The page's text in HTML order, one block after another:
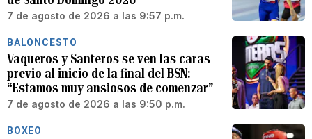
7 de agosto de 2026 a las 9:57 p.m.
BALONCESTO
Vaqueros y Santeros se ven las caras
previo al inicio de la final del BSN:
“Estamos muy ansiosos de comenzar”
7 de agosto de 2026 a las 9:50 p.m.
BOXEO